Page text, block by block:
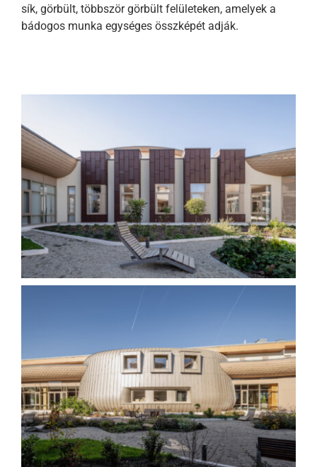
sík, görbült, többször görbült felületeken, amelyek a
bádogos munka egységes összképét adják.